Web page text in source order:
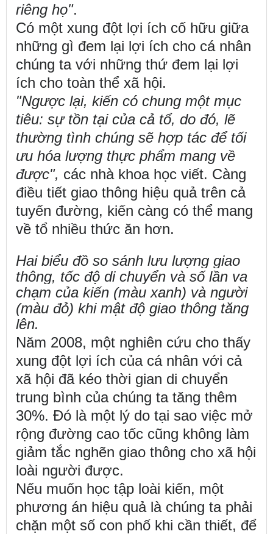
riêng họ".
Có một xung đột lợi ích cố hữu giữa
những gì đem lại lợi ích cho cá nhân
chúng ta với những thứ đem lại lợi
ích cho toàn thể xã hội.
"Ngược lại, kiến có chung một mục
tiêu: sự tồn tại của cả tổ, do đó, lẽ
thường tình chúng sẽ hợp tác để tối
ưu hóa lượng thực phẩm mang về
được", các nhà khoa học viết. Càng
điều tiết giao thông hiệu quả trên cả
tuyến đường, kiến càng có thể mang
về tổ nhiều thức ăn hơn.
Hai biểu đồ so sánh lưu lượng giao
thông, tốc độ di chuyển và số lần va
chạm của kiến (màu xanh) và người
(màu đỏ) khi mật độ giao thông tăng
lên.
Năm 2008, một nghiên cứu cho thấy
xung đột lợi ích của cá nhân với cả
xã hội đã kéo thời gian di chuyển
trung bình của chúng ta tăng thêm
30%. Đó là một lý do tại sao việc mở
rộng đường cao tốc cũng không làm
giảm tắc nghẽn giao thông cho xã hội
loài người được.
Nếu muốn học tập loài kiến, một
phương án hiệu quả là chúng ta phải
chặn một số con phố khi cần thiết, để